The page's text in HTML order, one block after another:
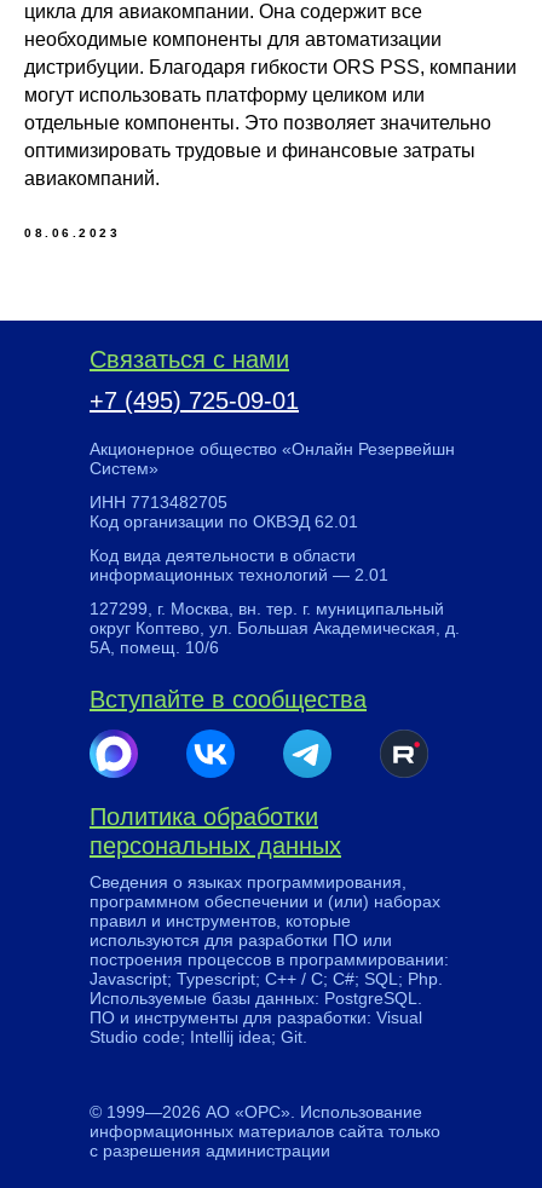
цикла для авиакомпании. Она содержит все
необходимые компоненты для автоматизации
дистрибуции. Благодаря гибкости ORS PSS, компании
могут использовать платформу целиком или
отдельные компоненты. Это позволяет значительно
оптимизировать трудовые и финансовые затраты
авиакомпаний.
08.06.2023
Акционерное общество «Онлайн Резервейшн
Систем»
127299, г. Москва, вн. тер. г. муниципальный
округ Коптево, ул. Большая Академическая, д.
5А, помещ. 10/6
Вступайте в сообщества
Связаться с нами
+7 (495) 725-09-01
Код вида деятельности в области
информационных технологий — 2.01
ИНН 7713482705
Код организации по ОКВЭД 62.01
Политика обработки
персональных данных
Сведения о языках программирования,
программном обеспечении и (или) наборах
правил и инструментов, которые
используются для разработки ПО или
построения процессов в программировании:
Javascript; Typescript; C++ / C; C#; SQL; Php.
Используемые базы данных: PostgreSQL.
ПО и инструменты для разработки: Visual
Studio code; Intellij idea; Git.
© 1999—2026 АО «ОРС». Использование
информационных материалов сайта только
с разрешения администрации